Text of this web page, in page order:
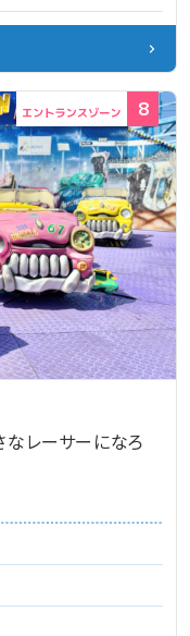
8
なレーサーになろ